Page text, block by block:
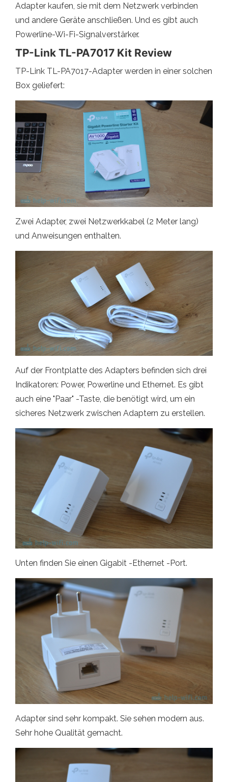
Adapter kaufen, sie mit dem Netzwerk verbinden
und andere Geräte anschließen. Und es gibt auch
Powerline-Wi-Fi-Signalverstärker.
TP-Link TL-PA7017 Kit Review
TP-Link TL-PA7017-Adapter werden in einer solchen
Box geliefert:
Zwei Adapter, zwei Netzwerkkabel (2 Meter lang)
und Anweisungen enthalten.
Auf der Frontplatte des Adapters befinden sich drei
Indikatoren: Power, Powerline und Ethernet. Es gibt
auch eine "Paar" -Taste, die benötigt wird, um ein
sicheres Netzwerk zwischen Adaptern zu erstellen.
Unten finden Sie einen Gigabit -Ethernet -Port.
Adapter sind sehr kompakt. Sie sehen modern aus.
Sehr hohe Qualität gemacht.